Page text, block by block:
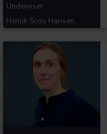
Underviser:
Henrik Scou Hansen